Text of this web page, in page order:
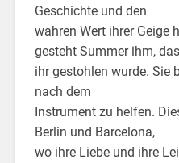
Geschichte und den
wahren Wert ihrer Geige
gesteht Summer ihm,
ihr gestohlen wurde. Sie
nach dem
Instrument zu helfen.
Berlin und Barcelona,
wo ihre Liebe und ihre